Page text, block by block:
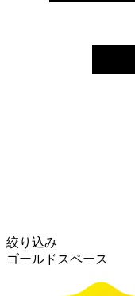
絞り込み
ゴールドスペース